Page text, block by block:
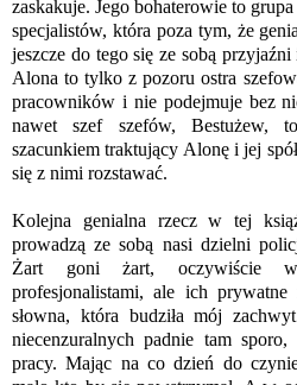
zaskakuje. Jego bohaterowie to
specjalistów, która poza tym, że
jeszcze do tego się ze sobą
Alona to tylko z pozoru ostra
pracowników i nie podejmuje bez
nawet szef szefów, Bestużew,
szacunkiem traktujący Alonę i jej
się z nimi rozstawać.
Kolejna genialna rzecz w tej
prowadzą ze sobą nasi dzielni
Żart goni żart, oczywiście
profesjonalistami, ale ich
słowna, która budziła mój
niecenzuralnych padnie tam
pracy. Mając na co dzień do